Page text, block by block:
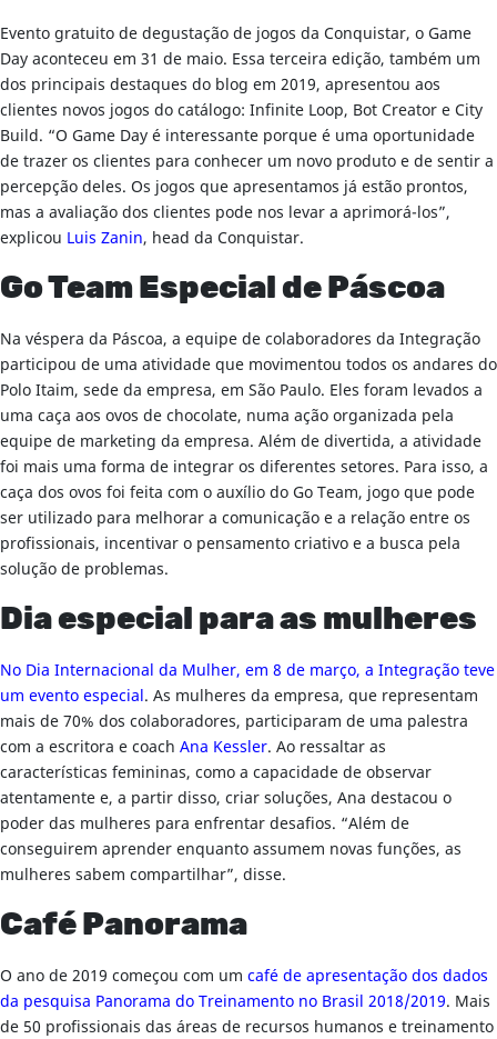
Evento gratuito de degustação de jogos da Conquistar, o Game
Day aconteceu em 31 de maio. Essa terceira edição, também um
dos principais destaques do blog em 2019, apresentou aos
clientes novos jogos do catálogo: Infinite Loop, Bot Creator e City
Build. “O Game Day é interessante porque é uma oportunidade
de trazer os clientes para conhecer um novo produto e de sentir a
percepção deles. Os jogos que apresentamos já estão prontos,
mas a avaliação dos clientes pode nos levar a aprimorá-los”,
explicou Luis Zanin, head da Conquistar.
Go Team Especial de Páscoa
Na véspera da Páscoa, a equipe de colaboradores da Integração
participou de uma atividade que movimentou todos os andares do
Polo Itaim, sede da empresa, em São Paulo. Eles foram levados a
uma caça aos ovos de chocolate, numa ação organizada pela
equipe de marketing da empresa. Além de divertida, a atividade
foi mais uma forma de integrar os diferentes setores. Para isso, a
caça dos ovos foi feita com o auxílio do Go Team, jogo que pode
ser utilizado para melhorar a comunicação e a relação entre os
profissionais, incentivar o pensamento criativo e a busca pela
solução de problemas.
Dia especial para as mulheres
No Dia Internacional da Mulher, em 8 de março, a Integração teve
um evento especial. As mulheres da empresa, que representam
mais de 70% dos colaboradores, participaram de uma palestra
com a escritora e coach Ana Kessler. Ao ressaltar as
características femininas, como a capacidade de observar
atentamente e, a partir disso, criar soluções, Ana destacou o
poder das mulheres para enfrentar desafios. “Além de
conseguirem aprender enquanto assumem novas funções, as
mulheres sabem compartilhar”, disse.
Café Panorama
O ano de 2019 começou com um café de apresentação dos dados
da pesquisa Panorama do Treinamento no Brasil 2018/2019. Mais
de 50 profissionais das áreas de recursos humanos e treinamento